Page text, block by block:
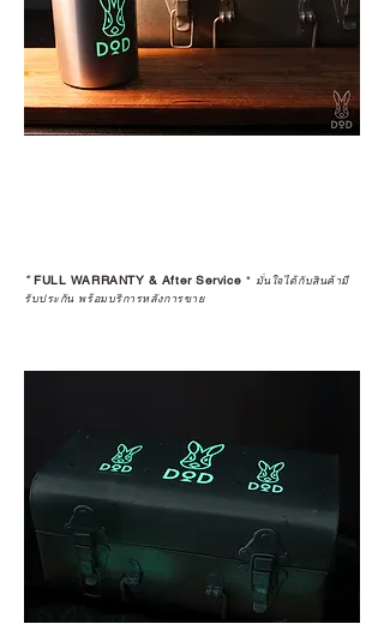
*FULL WARRANTY & After Service * มั่นใจได้กับสินค้ามี
รับประกัน พร้อมบริการหลังการขาย